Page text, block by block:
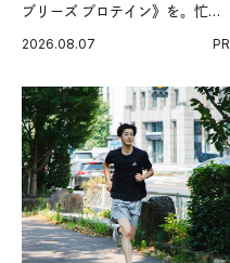
ブリーズ プロテイン》を。忙し
グ習慣。
2026.08.07 PR